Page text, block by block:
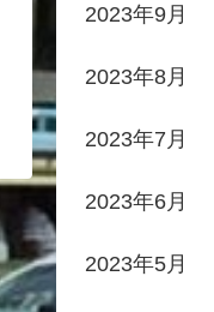
2023年9月
2023年8月
2023年7月
2023年6月
2023年5月